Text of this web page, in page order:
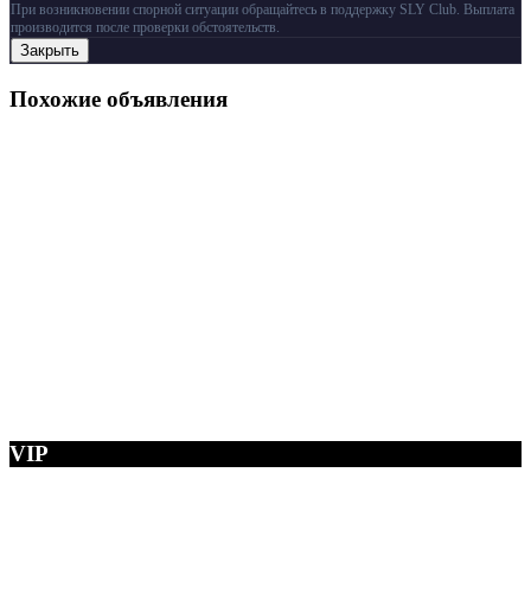
При возникновении спорной ситуации обращайтесь в поддержку SLY Club. Выплата
производится после проверки обстоятельств.
Закрыть
Похожие объявления
VIP